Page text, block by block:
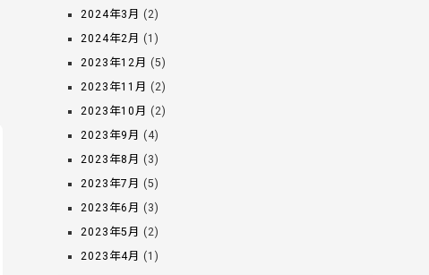
2024年3月 (2)
2024年2月 (1)
2023年12月 (5)
2023年11月 (2)
2023年10月 (2)
2023年9月 (4)
2023年8月 (3)
2023年7月 (5)
2023年6月 (3)
2023年5月 (2)
2023年4月 (1)